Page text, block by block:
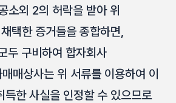
소외 2의 허락을 받아 위
택한 증거들을 종합하면,
두 구비하여 합자회사
매상사는 위 서류를 이용하여 이
한 사실을 인정할 수 있으므로